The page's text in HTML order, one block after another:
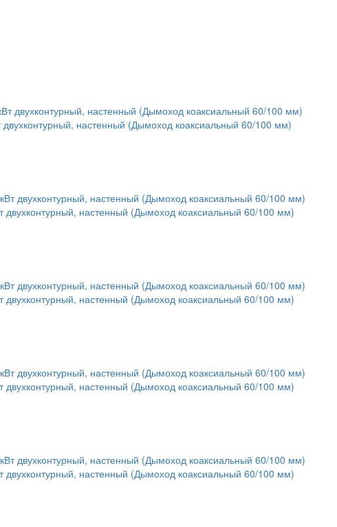
настенный (Дымоход коаксиальный 60/100 мм)
двухконтурный, настенный (Дымоход коаксиальный 60/100 мм)
двухконтурный, настенный (Дымоход коаксиальный 60/100 мм)
двухконтурный, настенный (Дымоход коаксиальный 60/100 мм)
двухконтурный, настенный (Дымоход коаксиальный 60/100 мм)